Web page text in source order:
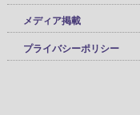
メディア掲載
プライバシーポリシー